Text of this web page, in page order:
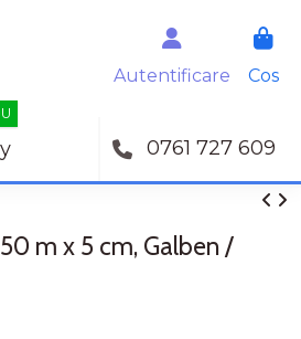
Autentificare Cos
0761 727 609
m x 5 cm, Galben /